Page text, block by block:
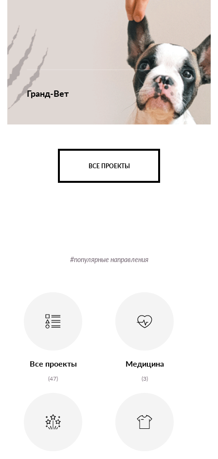
Гранд-Вет
ВСЕ ПРОЕКТЫ
#популярные направления
Все проекты
(47)
Медицина
(3)